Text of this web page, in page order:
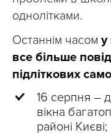
однолітками.
Останнім часом у
все більше
підліткових
16 серпня –
вікна
районі Києві;